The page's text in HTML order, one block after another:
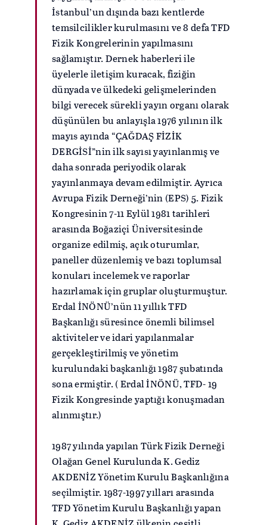
İstanbul’un dışında bazı kentlerde
temsilcilikler kurulmasını ve 8 defa TFD
Fizik Kongrelerinin yapılmasını
sağlamıştır. Dernek haberleri ile
üyelerle iletişim kuracak, fiziğin
dünyada ve ülkedeki gelişmelerinden
bilgi verecek sürekli yayın organı olarak
düşünülen bu anlayışla 1976 yılının ilk
mayıs ayında “ÇAĞDAŞ FİZİK
DERGİSİ”nin ilk sayısı yayınlanmış ve
daha sonrada periyodik olarak
yayınlanmaya devam edilmiştir. Ayrıca
Avrupa Fizik Derneği’nin (EPS) 5. Fizik
Kongresinin 7-11 Eylül 1981 tarihleri
arasında Boğaziçi Üniversitesinde
organize edilmiş, açık oturumlar,
paneller düzenlemiş ve bazı toplumsal
konuları incelemek ve raporlar
hazırlamak için gruplar oluşturmuştur.
Erdal İNÖNÜ’nün 11 yıllık TFD
Başkanlığı süresince önemli bilimsel
aktiviteler ve idari yapılanmalar
gerçekleştirilmiş ve yönetim
kurulundaki başkanlığı 1987 şubatında
sona ermiştir. ( Erdal İNÖNÜ, TFD- 19
Fizik Kongresinde yaptığı konuşmadan
alınmıştır.)
1987 yılında yapılan Türk Fizik Derneği
Olağan Genel Kurulunda K. Gediz
AKDENİZ Yönetim Kurulu Başkanlığına
seçilmiştir. 1987-1997 yılları arasında
TFD Yönetim Kurulu Başkanlığı yapan